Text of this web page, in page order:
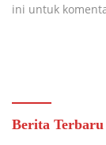
ini untuk
Berita Terbaru